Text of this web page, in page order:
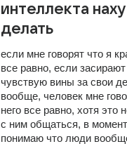
интеллекта
делать
если мне говорят что я
все равно, если
чувствую вины за свои
вообще, человек мне
него все равно, хотя это
с ним общаться, в
понимаю что люди